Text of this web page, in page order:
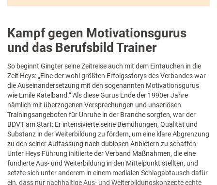
Kampf gegen Motivationsgurus
und das Berufsbild Trainer
So beginnt Gingter seine Zeitreise auch mit dem Eintauchen in die
Zeit Heys: „Eine der wohl größten Erfolgsstorys des Verbandes war
die Auseinandersetzung mit den sogenannten Motivationsgurus
wie Emile Ratelband.“ Als diese Gurus Ende der 1990er Jahre
nämlich mit überzogenen Versprechungen und unseriösen
Trainingsangeboten für Unruhe in der Branche sorgten, war der
BDVT am Start: Er intensivierte seine Bemühungen, Qualität und
Substanz in der Weiterbildung zu fördern, um eine klare Abgrenzung
zu den seiner Auffassung nach dubiosen Anbietern zu schaffen.
Unter Heys Führung initiierte der Verband Maßnahmen, die eine
fundierte Aus- und Weiterbildung in den Mittelpunkt stellten, und
setzte sich unter anderem in einem medialen Schlagabtausch dafür
ein, dass nur nachhaltige Aus- und Weiterbildungskonzepte echte